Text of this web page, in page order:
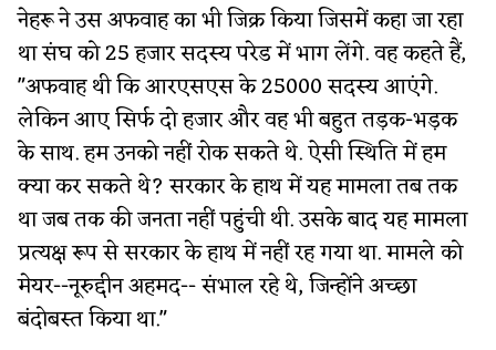
नेहरू ने उस अफवाह का भी जिक्र किया जिसमें कहा जा रहा
था संघ को 25 हजार सदस्य परेड में भाग लेंगे. वह कहते हैं,
"अफवाह थी कि आरएसएस के 25000 सदस्य आएंगे.
लेकिन आए सिर्फ दो हजार और वह भी बहुत तड़क-भड़क
के साथ. हम उनको नहीं रोक सकते थे. ऐसी स्थिति में हम
क्या कर सकते थे? सरकार के हाथ में यह मामला तब तक
था जब तक की जनता नहीं पहुंची थी. उसके बाद यह मामला
प्रत्यक्ष रूप से सरकार के हाथ में नहीं रह गया था. मामले को
मेयर--नूरुद्दीन अहमद-- संभाल रहे थे, जिन्होंने अच्छा
बंदोबस्त किया था."